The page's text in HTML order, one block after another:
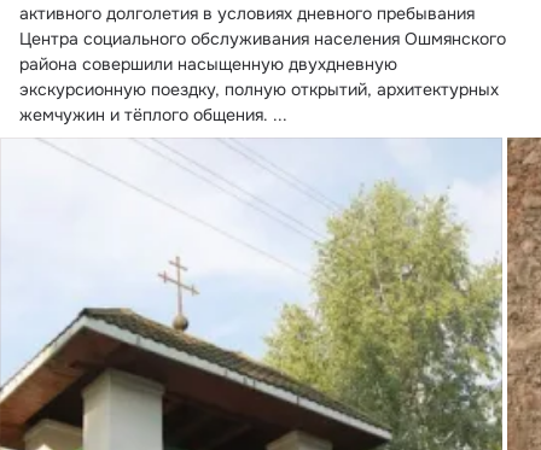
активного долголетия в условиях дневного пребывания
Центра социального обслуживания населения Ошмянского
района совершили насыщенную двухдневную
экскурсионную поездку, полную открытий, архитектурных
жемчужин и тёплого общения. ...